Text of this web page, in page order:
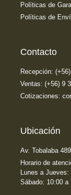
Políticas de
Políticas de
Contacto
Recepción:
Ventas: (+56) 9
Cotizaciones:
Ubicación
Av. Tobalaba
Horario de
Lunes a
Sábado: 10:00 a